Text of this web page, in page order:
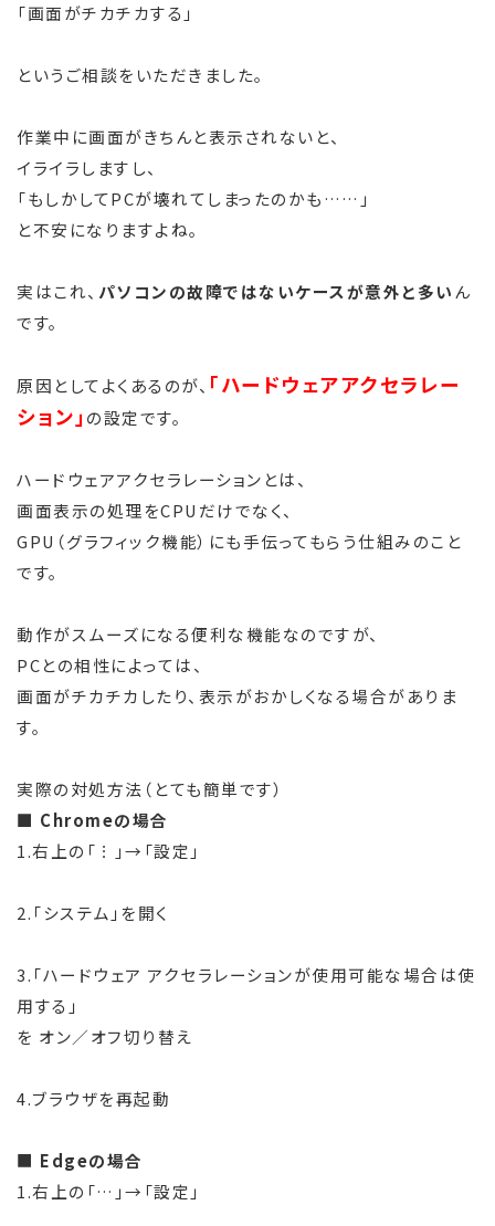
「画面がチカチカする」
というご相談をいただきました。
作業中に画面がきちんと表示されないと、
イライラしますし、
「もしかしてPCが壊れてしまったのかも……」
と不安になりますよね。
実はこれ、 パソコンの故障ではないケースが意外と多い ん
です。
原因としてよくあるのが、 「ハードウェアアクセラレー
ション」の設定です。
ハードウェアアクセラレーションとは、
画面表示の処理をCPUだけでなく、
GPU（グラフィック機能）にも手伝ってもらう仕組みのこと
です。
動作がスムーズになる便利な機能なのですが、
PCとの相性によっては、
画面がチカチカしたり、表示がおかしくなる場合がありま
す。
実際の対処方法（とても簡単です）
■ Chromeの場合
1.右上の「︙」→「設定」
2.「システム」を開く
3.「ハードウェア アクセラレーションが使用可能な場合は使
用する」
を オン／オフ切り替え
4.ブラウザを再起動
■ Edgeの場合
1.右上の「…」→「設定」